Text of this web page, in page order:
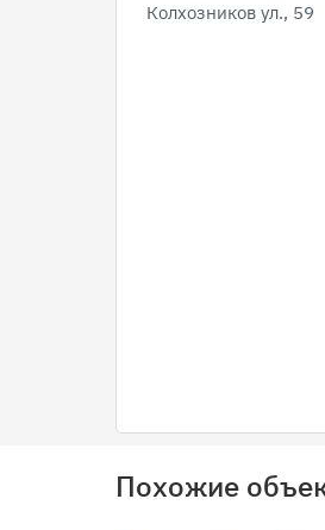
Колхозников ул., 59
Похожие